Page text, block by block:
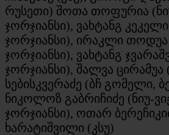
რუსეთი) შოთა თოფურია
ჯორჯიანსი), ვახტანგ
ჯორჯიანსი), ირაკლი თოდუა
ჯორჯიანსი), ვახტანგ
ჯორჯიანსი), შალვა
სებისკვერაძე (ბჩ გომელი,
ნიკოლოზ გაბრიჩიძე (ნიუ-
ჯორჯიანსი), ოთარ
ხარატიშვილი (კსუ)